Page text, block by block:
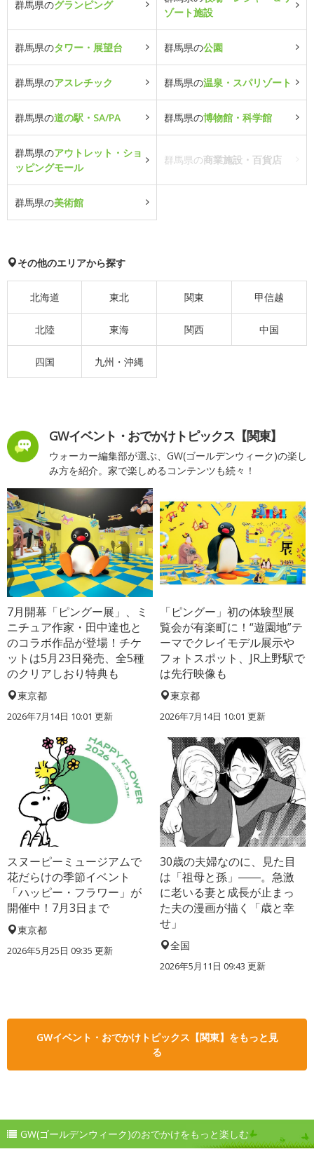
群馬県のグランピング
ゾート施設
群馬県のタワー・展望台 群馬県の公園
群馬県のアスレチック 群馬県の温泉・スパリゾート
群馬県の道の駅・SA/PA 群馬県の博物館・科学館
群馬県のアウトレット・ショ
ッピングモール
群馬県の商業施設・百貨店
群馬県の美術館
その他のエリアから探す
北海道 東北 関東 甲信越
北陸 東海 関西 中国
四国 九州・沖縄
GWイベント・おでかけトピックス【関東】
ウォーカー編集部が選ぶ、GW(ゴールデンウィーク)の楽し
み方を紹介。家で楽しめるコンテンツも続々！
7月開幕「ピングー展」、ミ
ニチュア作家・田中達也と
のコラボ作品が登場！チケ
ットは5月23日発売、全5種
のクリアしおり特典も
東京都
2026年7月14日 10:01 更新
「ピングー」初の体験型展
覧会が有楽町に！“遊園地”テ
ーマでクレイモデル展示や
フォトスポット、JR上野駅で
は先行映像も
東京都
2026年7月14日 10:01 更新
スヌーピーミュージアムで
花だらけの季節イベント
「ハッピー・フラワー」が
開催中！7月3日まで
東京都
2026年5月25日 09:35 更新
30歳の夫婦なのに、見た目
は「祖母と孫」――。急激
に老いる妻と成長が止まっ
た夫の漫画が描く「歳と幸
せ」
全国
2026年5月11日 09:43 更新
GWイベント・おでかけトピックス【関東】をもっと見
る
GW(ゴールデンウィーク)のおでかけをもっと楽しむ